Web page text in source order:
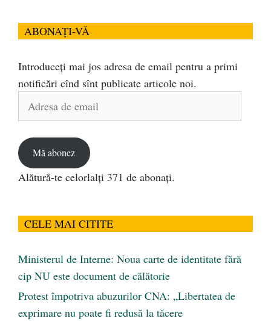
ABONAȚI-VĂ
Introduceți mai jos adresa de email pentru a primi
notificări cînd sînt publicate articole noi.
Mă abonez
Alătură-te celorlalți 371 de abonați.
CELE MAI CITITE
Ministerul de Interne: Noua carte de identitate fără
cip NU este document de călătorie
Protest împotriva abuzurilor CNA: „Libertatea de
exprimare nu poate fi redusă la tăcere